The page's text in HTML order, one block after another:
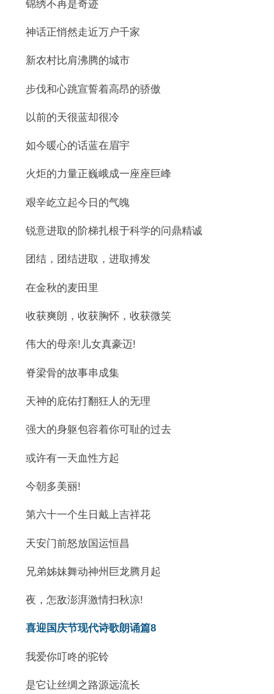
锦绣不再是奇迹
神话正悄然走近万户千家
新农村比肩沸腾的城市
步伐和心跳宣誓着高昂的骄傲
以前的天很蓝却很冷
如今暖心的话蓝在眉宇
火炬的力量正巍峨成一座座巨峰
艰辛屹立起今日的气魄
锐意进取的阶梯扎根于科学的问鼎精诚
团结，团结进取，进取搏发
在金秋的麦田里
收获爽朗，收获胸怀，收获微笑
伟大的母亲!儿女真豪迈!
脊梁骨的故事串成集
天神的庇佑打翻狂人的无理
强大的身躯包容着你可耻的过去
或许有一天血性方起
今朝多美丽!
第六十一个生日戴上吉祥花
天安门前怒放国运恒昌
兄弟姊妹舞动神州巨龙腾月起
夜，怎敌澎湃激情扫秋凉!
喜迎国庆节现代诗歌朗诵篇8
我爱你叮咚的驼铃
是它让丝绸之路源远流长